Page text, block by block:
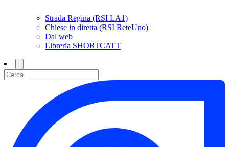
Strada Regina (RSI LA1)
Chiese in diretta (RSI ReteUno)
Dal web
Libreria SHORTCATT